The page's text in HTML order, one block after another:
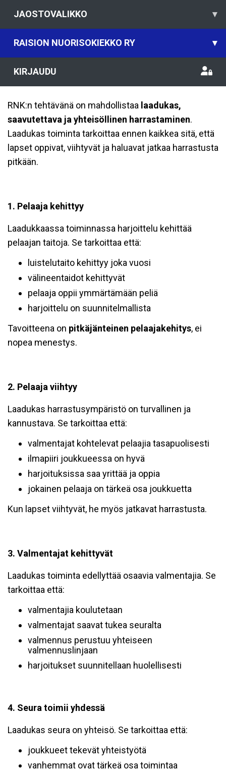
JAOSTOVALIKKO ▾
RAISION NUORISOKIEKKO RY ▾
KIRJAUDU
RNK:n tehtävänä on mahdollistaa laadukas,
saavutettava ja yhteisöllinen harrastaminen.
Laadukas toiminta tarkoittaa ennen kaikkea sitä, että
lapset oppivat, viihtyvät ja haluavat jatkaa harrastusta
pitkään.
1. Pelaaja kehittyy
Laadukkaassa toiminnassa harjoittelu kehittää
pelaajan taitoja. Se tarkoittaa että:
luistelutaito kehittyy joka vuosi
välineentaidot kehittyvät
pelaaja oppii ymmärtämään peliä
harjoittelu on suunnitelmallista
Tavoitteena on pitkäjänteinen pelaajakehitys, ei
nopea menestys.
2. Pelaaja viihtyy
Laadukas harrastusympäristö on turvallinen ja
kannustava. Se tarkoittaa että:
valmentajat kohtelevat pelaajia tasapuolisesti
ilmapiiri joukkueessa on hyvä
harjoituksissa saa yrittää ja oppia
jokainen pelaaja on tärkeä osa joukkuetta
Kun lapset viihtyvät, he myös jatkavat harrastusta.
3. Valmentajat kehittyvät
Laadukas toiminta edellyttää osaavia valmentajia. Se
tarkoittaa että:
valmentajia koulutetaan
valmentajat saavat tukea seuralta
valmennus perustuu yhteiseen
valmennuslinjaan
harjoitukset suunnitellaan huolellisesti
4. Seura toimii yhdessä
Laadukas seura on yhteisö. Se tarkoittaa että:
joukkueet tekevät yhteistyötä
vanhemmat ovat tärkeä osa toimintaa